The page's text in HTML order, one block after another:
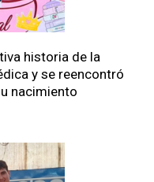
historia de la
y se reencontró
nacimiento